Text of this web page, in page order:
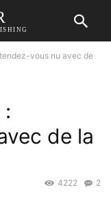
vous nu avec de
de la
2
4222